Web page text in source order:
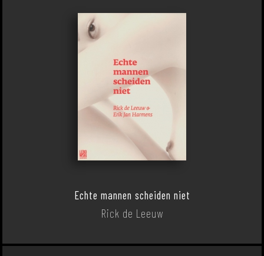
Echte mannen scheiden niet
Rick de Leeuw